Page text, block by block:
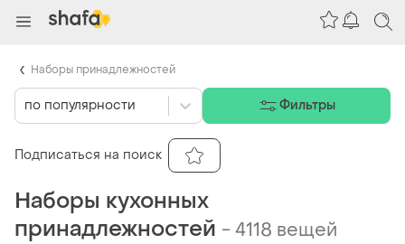
Наборы кухонных
принадлежностей -4118 вещей
по популярности Фильтры
Подписаться на поиск
Наборы принадлежностей